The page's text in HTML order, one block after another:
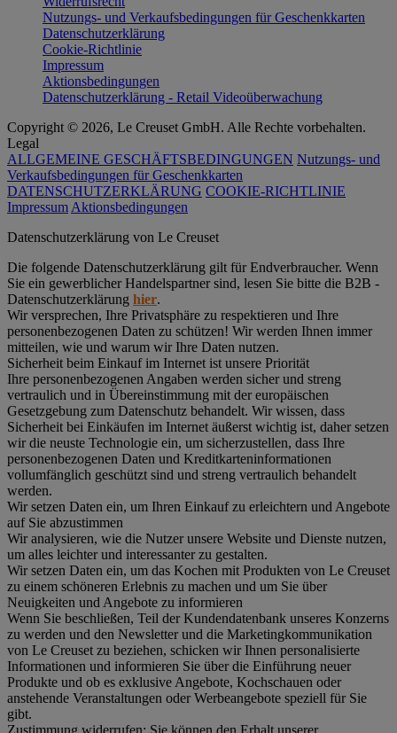
Nutzungs- und Verkaufsbedingungen für Geschenkkarten
Datenschutzerklärung
Cookie-Richtlinie
Impressum
Aktionsbedingungen
Datenschutzerklärung - Retail Videoüberwachung
Copyright © 2026, Le Creuset GmbH. Alle Rechte vorbehalten.
Legal
ALLGEMEINE GESCHÄFTSBEDINGUNGEN Nutzungs- und
Verkaufsbedingungen für Geschenkkarten
DATENSCHUTZERKLÄRUNG COOKIE-RICHTLINIE
Impressum Aktionsbedingungen
Datenschutz­erklärung von Le Creuset
Die folgende Datenschutzerklärung gilt für Endverbraucher. Wenn
Sie ein gewerblicher Handelspartner sind, lesen Sie bitte die B2B -
Datenschutzerklärung hier.
Wir versprechen, Ihre Privatsphäre zu respektieren und Ihre
personenbezogenen Daten zu schützen! Wir werden Ihnen immer
mitteilen, wie und warum wir Ihre Daten nutzen.
Sicherheit beim Einkauf im Internet ist unsere Priorität
Ihre personenbezogenen Angaben werden sicher und streng
vertraulich und in Übereinstimmung mit der europäischen
Gesetzgebung zum Datenschutz behandelt. Wir wissen, dass
Sicherheit bei Einkäufen im Internet äußerst wichtig ist, daher setzen
wir die neuste Technologie ein, um sicherzustellen, dass Ihre
personenbezogenen Daten und Kreditkarteninformationen
vollumfänglich geschützt sind und streng vertraulich behandelt
werden.
Wir setzen Daten ein, um Ihren Einkauf zu erleichtern und Angebote
auf Sie abzustimmen
Wir analysieren, wie die Nutzer unsere Website und Dienste nutzen,
um alles leichter und interessanter zu gestalten.
Wir setzen Daten ein, um das Kochen mit Produkten von Le Creuset
zu einem schöneren Erlebnis zu machen und um Sie über
Neuigkeiten und Angebote zu informieren
Wenn Sie beschließen, Teil der Kundendatenbank unseres Konzerns
zu werden und den Newsletter und die Marketingkommunikation
von Le Creuset zu beziehen, schicken wir Ihnen personalisierte
Informationen und informieren Sie über die Einführung neuer
Produkte und ob es exklusive Angebote, Kochschauen oder
anstehende Veranstaltungen oder Werbeangebote speziell für Sie
gibt.